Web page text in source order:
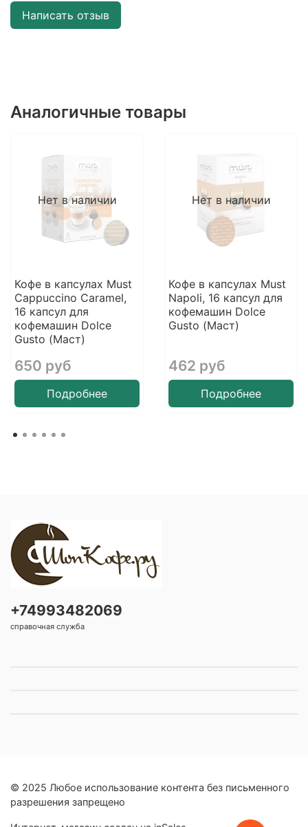
Написать отзыв
Аналогичные товары
Нет в наличии
Кофе в капсулах Must
Cappuccino Caramel,
16 капсул для
кофемашин Dolce
Gusto (Маст)
650 руб
Подробнее
Нет в наличии
Кофе в капсулах Must
Napoli, 16 капсул для
кофемашин Dolce
Gusto (Маст)
462 руб
Подробнее
+74993482069
справочная служба
© 2025 Любое использование контента без письменного
разрешения запрещено